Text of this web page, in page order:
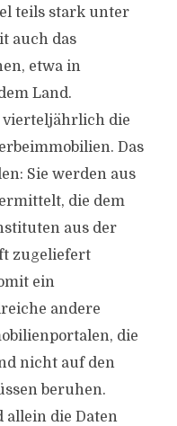
teils stark unter
auch das
etwa in
Land.
vierteljährlich die
Das
Sie werden aus
die dem
aus der
zugeliefert
ein
andere
die
nicht auf den
beruhen.
allein die Daten